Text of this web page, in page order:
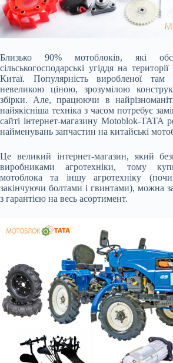
Близько 90% мотоблоків, які
сільськогосподарські угіддя на
Китаї. Популярність виробленої там
невеликою ціною, зрозумілою
збірки. Але, працюючи в
найякісніша техніка з часом потребує
сайті інтернет-магазину Motoblok-TATA
найменувань запчастин на китайські
Це великий інтернет-магазин, який
виробниками агротехніки, тому
мотоблока та іншу агротехніку
закінчуючи болтами і гвинтами), можна
з гарантією на весь асортимент.